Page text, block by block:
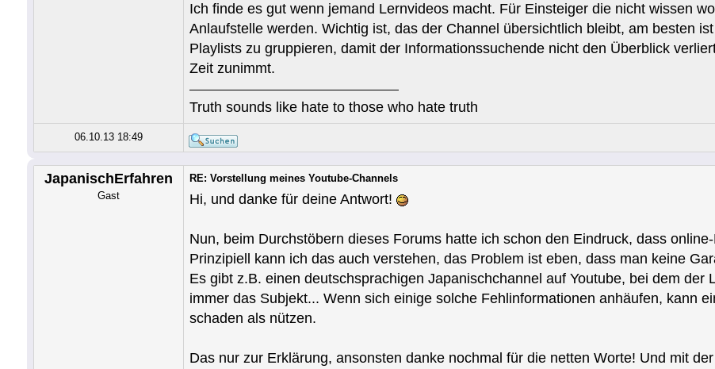
Ich finde es gut wenn jemand Lernvideos macht. Für Einsteiger die nicht wissen
Anlaufstelle werden. Wichtig ist, das der Channel übersichtlich bleibt, am besten
Playlists zu gruppieren, damit der Informationssuchende nicht den Überblick
Zeit zunimmt.
Truth sounds like hate to those who hate truth
06.10.13 18:49
JapanischErfahren
Gast
RE: Vorstellung meines Youtube-Channels
Hi, und danke für deine Antwort!
Nun, beim Durchstöbern dieses Forums hatte ich schon den Eindruck, dass
Prinzipiell kann ich das auch verstehen, das Problem ist eben, dass man keine
Es gibt z.B. einen deutschsprachigen Japanischchannel auf Youtube, bei dem
immer das Subjekt... Wenn sich einige solche Fehlinformationen anhäufen, kann
schaden als nützen.
Das nur zur Erklärung, ansonsten danke nochmal für die netten Worte! Und mit